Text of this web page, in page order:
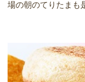
場の朝のてりたまも